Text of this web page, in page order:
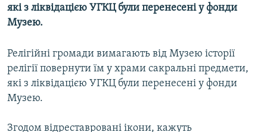
КТАТ
ДОЛУЧАЙСЯ!
які з ліквідацією УГКЦ були перенесені у фонди
Музею.
Релігійні громади вимагають від Музею історії
релігії повернути їм у храми сакральні предмети,
які з ліквідацією УГКЦ були перенесені у фонди
Музею.
Згодом відреставровані ікони, кажуть